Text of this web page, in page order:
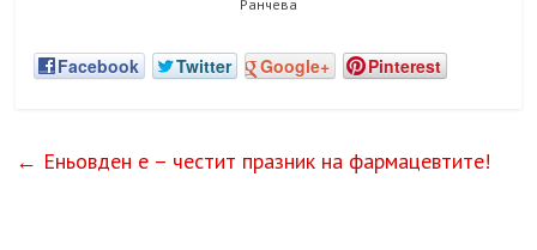
Ранчева
Facebook Twitter Google+ Pinterest
← Еньовден е – честит празник на фармацевтите!